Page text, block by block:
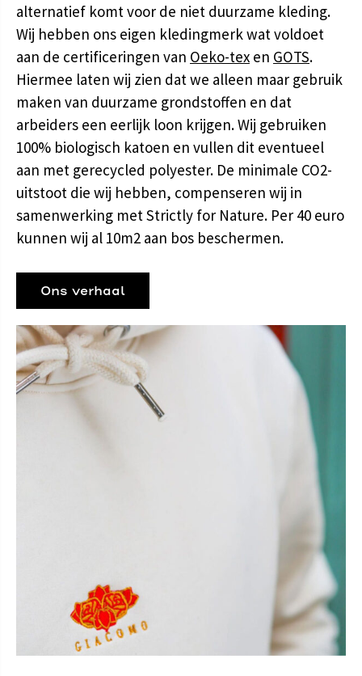
alternatief komt voor de niet duurzame kleding.
Wij hebben ons eigen kledingmerk wat voldoet
aan de certificeringen van Oeko-tex en GOTS.
Hiermee laten wij zien dat we alleen maar gebruik
maken van duurzame grondstoffen en dat
arbeiders een eerlijk loon krijgen. Wij gebruiken
100% biologisch katoen en vullen dit eventueel
aan met gerecycled polyester. De minimale CO2-
uitstoot die wij hebben, compenseren wij in
samenwerking met Strictly for Nature. Per 40 euro
kunnen wij al 10m2 aan bos beschermen.
Ons verhaal